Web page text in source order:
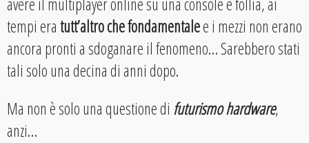
tempi eratutt’altro che fondamentalee i mezzi non erano
ancora pronti a sdoganare il fenomeno… Sarebbero stati
tali solo una decina di anni dopo.
Ma non è solo una questione di futurismo hardware,
anzi…